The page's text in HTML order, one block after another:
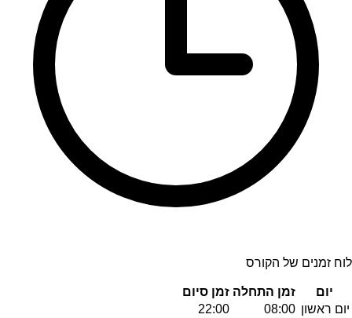
לוח זמנים של הקורס
יום זמן התחלה זמן סיום
יום ראשון 08:00
22:00